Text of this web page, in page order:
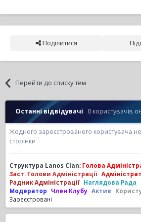
Поділитися
Перейти до списку тем
Останні відвідувачі 0 користувачів
Жодного зареєстрованого користувача не
сторінки
Структура Lanos Clan: Голова
Заст. Голови Адміністрації
Радник Адміністрації Наглядова Рада
Модератор
Член Клубу Актив
Зареєстровані